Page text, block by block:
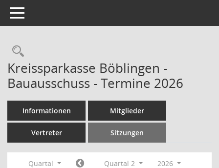
Toggle navigation
Rechercheauswahl
Kreissparkasse Böblingen -
Bauausschuss - Termine 2026
Informationen Mitglieder
Vertreter Sitzungen
Quartal Quartal 2
2026